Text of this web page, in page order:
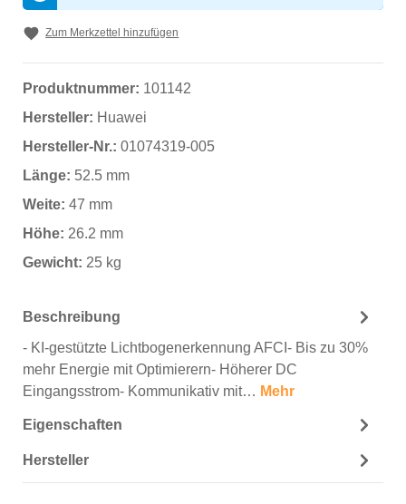
Zum Merkzettel hinzufügen
Produktnummer: 101142
Hersteller: Huawei
Hersteller-Nr.: 01074319-005
Länge: 52.5 mm
Weite: 47 mm
Höhe: 26.2 mm
Gewicht: 25 kg
Beschreibung
- KI-gestützte Lichtbogenerkennung AFCI- Bis zu 30%
mehr Energie mit Optimierern- Höherer DC
Eingangsstrom- Kommunikativ mit… Mehr
Eigenschaften
Hersteller